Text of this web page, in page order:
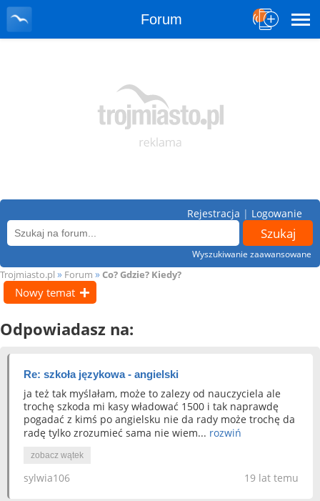
Forum
Wyszukiwanie zaawansowane
Rejestracja | Logowanie
Trojmiasto.pl » Forum » Co? Gdzie? Kiedy?
Nowy temat
Odpowiadasz na:
Re: szkoła językowa - angielski
ja też tak myślałam, może to zalezy od nauczyciela ale
trochę szkoda mi kasy władować 1500 i tak naprawdę
pogadać z kimś po angielsku nie da rady może trochę da
radę tylko zrozumieć sama nie wiem... rozwiń
zobacz wątek
19 lat temu
sylwia106